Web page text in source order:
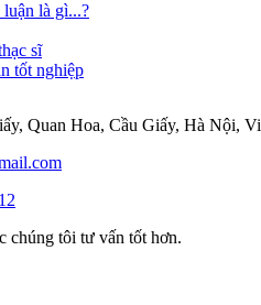
là gì...?
sĩ
tốt nghiệp
Quan Hoa, Cầu Giấy, Hà Nội,
chúng tôi tư vấn tốt hơn.